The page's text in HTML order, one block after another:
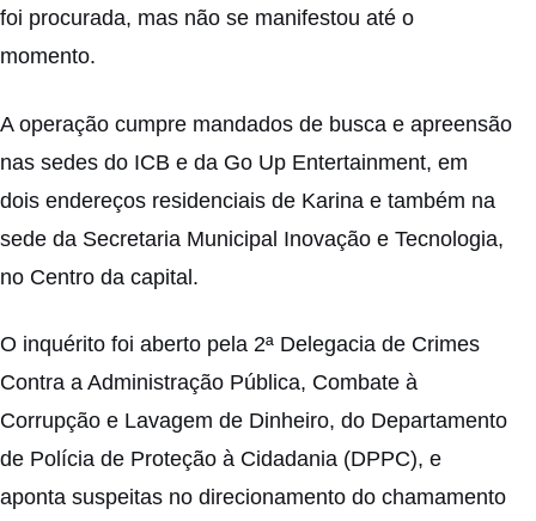
foi procurada, mas não se manifestou até o
momento.
A operação cumpre mandados de busca e apreensão
nas sedes do ICB e da Go Up Entertainment, em
dois endereços residenciais de Karina e também na
sede da Secretaria Municipal Inovação e Tecnologia,
no Centro da capital.
O inquérito foi aberto pela 2ª Delegacia de Crimes
Contra a Administração Pública, Combate à
Corrupção e Lavagem de Dinheiro, do Departamento
de Polícia de Proteção à Cidadania (DPPC), e
aponta suspeitas no direcionamento do chamamento